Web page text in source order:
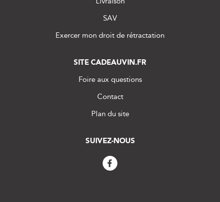
SAV
Exercer mon droit de rétractation
SITE CADEAUVIN.FR
Foire aux questions
Contact
Plan du site
SUIVEZ-NOUS